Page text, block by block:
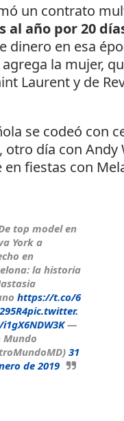
un contrato
al año por 20
dinero en esa
la mujer,
Laurent y de
se codeó con
otro día con
en fiestas con
top model en
York a
en
la historia
https://t.co/6
pic.twitter.
—
Mundo
31
de 2019